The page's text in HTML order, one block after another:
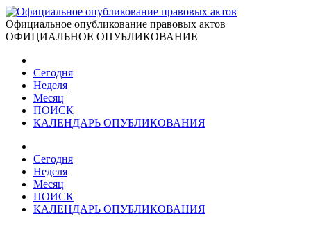
Официальное опубликование правовых актов
ОФИЦИАЛЬНОЕ ОПУБЛИКОВАНИЕ
Сегодня
Неделя
Месяц
ПОИСК
КАЛЕНДАРЬ ОПУБЛИКОВАНИЯ
Сегодня
Неделя
Месяц
ПОИСК
КАЛЕНДАРЬ ОПУБЛИКОВАНИЯ